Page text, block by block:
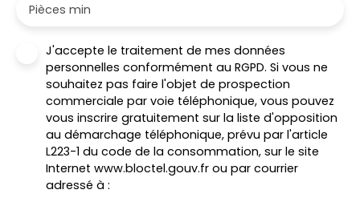
Pièces min
J'accepte le traitement de mes données
personnelles conformément au RGPD. Si vous ne
souhaitez pas faire l'objet de prospection
commerciale par voie téléphonique, vous pouvez
vous inscrire gratuitement sur la liste d'opposition
au démarchage téléphonique, prévu par l'article
L223-1 du code de la consommation, sur le site
Internet www.bloctel.gouv.fr ou par courrier
adressé à :